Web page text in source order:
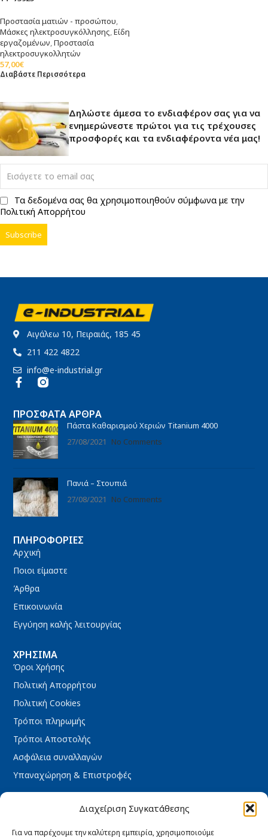
Διαχείριση Συγκατάθεσης
Για να παρέχουμε την καλύτερη εμπειρία, χρησιμοποιούμε
Προστασία ματιών - προσώπου,
Μάσκες ηλεκτροσυγκόλλησης,Είδη
εργαζομένων,Προστασία
ηλεκτροσυγκολλητών
57,00€
Διαβάστε Περισσότερα
Δηλώστε άμεσα το ενδιαφέρον σας για να
ενημερώνεστε πρώτοι για τις τρέχουσες
προσφορές και τα ενδιαφέροντα νέα μας!
Τα δεδομένα σας θα χρησιμοποιηθούν σύμφωνα με την
Πολιτική Απορρήτου
Αιγάλεω 10, Πειραιάς, 185 45
211 422 4822
info@e-industrial.gr
ΠΡΌΣΦΑΤΑ ΆΡΘΡΑ
Πάστα Καθαρισμού Χεριών Titanium 4000
27/08/2021
No Comments
Πανιά – Στουπιά
27/08/2021
No Comments
ΠΛΗΡΟΦΟΡΊΕΣ
Αρχική
Ποιοι είμαστε
Άρθρα
Επικοινωνία
Εγγύηση καλής λειτουργίας
ΧΡΉΣΙΜΑ
Όροι Χρήσης
Πολιτική Απορρήτου
Πολιτική Cookies
Τρόποι πληρωμής
Τρόποι Αποστολής
Ασφάλεια συναλλαγών
Υπαναχώρηση & Επιστροφές
ΩΡΆΡΙΟ ΚΑΤΑΣΤΉΜΑΤΟΣ
Δευτέρα : 08:30 – 16:30
Τρίτη : 08:30 – 16:30